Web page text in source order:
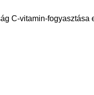
C-vitamin-fogyasztása